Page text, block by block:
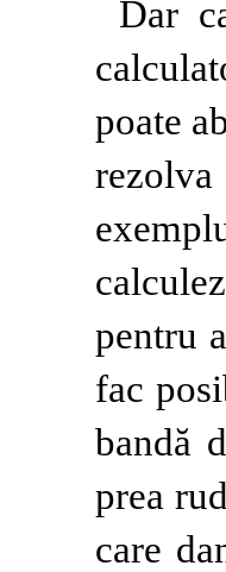
Dar
poate
pentru
fac
bandă
prea
care